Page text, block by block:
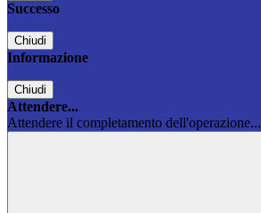
Successo
Chiudi
Informazione
Chiudi
Attendere...
Attendere il completamento dell'operazione...